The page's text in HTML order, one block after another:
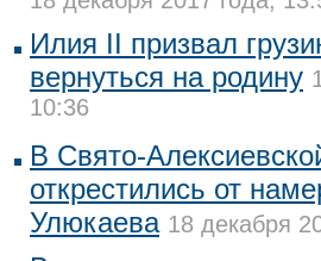
Илия II призвал
вернуться на родину
10:36
В Свято-
открестились от
Улюкаева 18 декабря